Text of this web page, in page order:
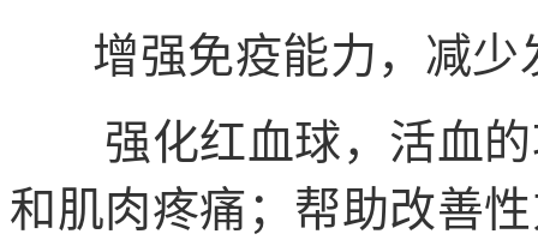
增强免疫能力，减少
强化红血球，活血的
和肌肉疼痛； 帮助改善